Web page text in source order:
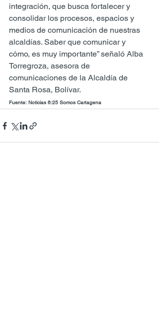
integración, que busca fortalecer y
consolidar los procesos, espacios y
medios de comunicación de nuestras
alcaldías. Saber que comunicar y
cómo, es muy importante” señaló Alba
Torregroza, asesora de
comunicaciones de la Alcaldía de
Santa Rosa, Bolívar.
Fuente: Noticias 6:25 Somos Cartagena